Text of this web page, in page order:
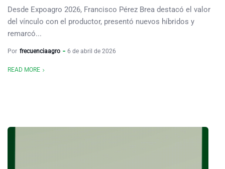
Desde Expoagro 2026, Francisco Pérez Brea destacó el valor
del vínculo con el productor, presentó nuevos híbridos y
remarcó...
Por frecuenciaagro 6 de abril de 2026
READ MORE